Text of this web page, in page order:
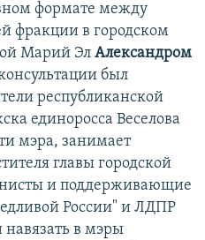
формате между
фракции в городском
Марий Эл Александром
был
республиканской
единоросса Веселова
мэра, занимает
главы городской
и поддерживающие
России" и ЛДПР
навязать в мэры